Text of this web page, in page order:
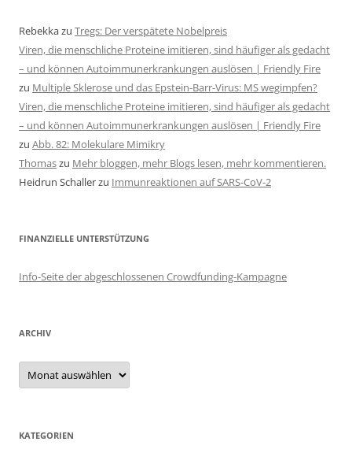
Rebekkazu Tregs: Der verspätete Nobelpreis
Viren, die menschliche Proteine imitieren, sind häufiger als gedacht
– und können Autoimmunerkrankungen auslösen | Friendly Fire
zu Multiple Sklerose und das Epstein-Barr-Virus: MS wegimpfen?
Viren, die menschliche Proteine imitieren, sind häufiger als gedacht
– und können Autoimmunerkrankungen auslösen | Friendly Fire
zu Abb. 82: Molekulare Mimikry
Thomaszu Mehr bloggen, mehr Blogs lesen, mehr kommentieren.
Heidrun Schallerzu Immunreaktionen auf SARS-CoV-2
FINANZIELLE UNTERSTÜTZUNG
Info-Seite der abgeschlossenen Crowdfunding-Kampagne
ARCHIV
Archiv
KATEGORIEN